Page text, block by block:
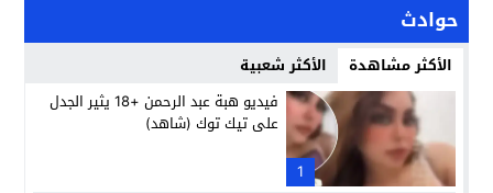
حوادث
الأكثر مشاهدة الأكثر شعبية
1
فيديو هبة عبد الرحمن +18 يثير الجدل
على تيك توك (شاهد)